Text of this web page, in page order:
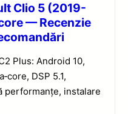
Clio 5 (2019-
— Recenzie
Plus: Android 10,
DSP 5.1,
performanțe, instalare